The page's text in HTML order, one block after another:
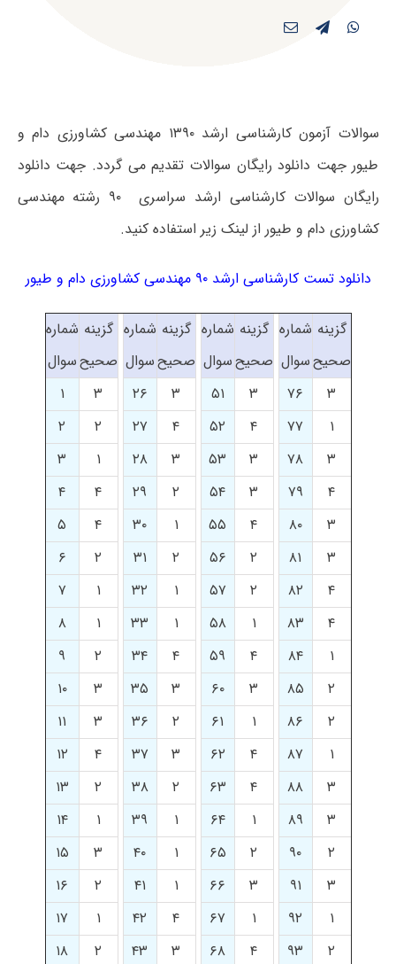
سوالات آزمون کارشناسی ارشد ۱۳۹۰ مهندسی کشاورزی دام و
طیور جهت دانلود رایگان سوالات تقدیم می گردد. جهت دانلود
رایگان سوالات کارشناسی ارشد سراسری ۹۰ رشته مهندسی
کشاورزی دام و طیور از لینک زیر استفاده کنید.
دانلود تست کارشناسی ارشد ۹۰ مهندسی کشاورزی دام و طیور
گزینه
صحیح
شماره
سوال
گزینه
صحیح
شماره
سوال
گزینه
صحیح
شماره
سوال
گزینه
صحیح
شماره
سوال
۳
۷۶ ۳ ۵۱ ۳ ۲۶ ۳
۱
۱
۷۷ ۴ ۵۲ ۴ ۲۷ ۲
۲
۳
۷۸ ۳ ۵۳ ۳ ۲۸ ۱
۳
۴
۷۹ ۳ ۵۴ ۲ ۲۹ ۴
۴
۳
۸۰ ۴ ۵۵ ۱ ۳۰ ۴
۵
۳
۸۱ ۲ ۵۶ ۲ ۳۱ ۲
۶
۴
۸۲ ۲ ۵۷ ۱ ۳۲ ۱
۷
۴
۸۳ ۱ ۵۸ ۱ ۳۳ ۱
۸
۱
۸۴ ۴ ۵۹ ۴ ۳۴ ۲
۹
۲
۸۵ ۳ ۶۰ ۳ ۳۵ ۳
۱۰
۲
۸۶ ۱ ۶۱ ۲ ۳۶ ۳
۱۱
۱
۸۷ ۴ ۶۲ ۳ ۳۷ ۴
۱۲
۳
۸۸ ۴ ۶۳ ۲ ۳۸ ۲
۱۳
۳
۸۹ ۱ ۶۴ ۱ ۳۹ ۱
۱۴
۲
۹۰ ۲ ۶۵ ۱ ۴۰ ۳
۱۵
۳
۹۱ ۳ ۶۶ ۱ ۴۱ ۲
۱۶
۱
۹۲ ۱ ۶۷ ۴ ۴۲ ۱
۱۷
۲
۹۳ ۴ ۶۸ ۳ ۴۳ ۲
۱۸